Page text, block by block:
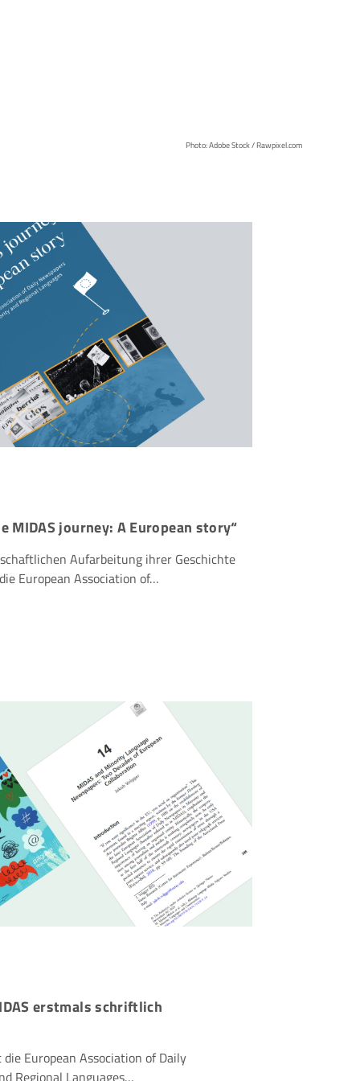
Photo: Adobe Stock / Rawpixel.com
MIDAS journey: A European story“
Aufarbeitung ihrer Geschichte
European Association of…
erstmals schriftlich
European Association of Daily
Regional Languages…